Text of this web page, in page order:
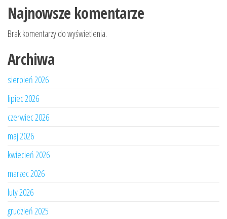
Najnowsze komentarze
Brak komentarzy do wyświetlenia.
Archiwa
sierpień 2026
lipiec 2026
czerwiec 2026
maj 2026
kwiecień 2026
marzec 2026
luty 2026
grudzień 2025